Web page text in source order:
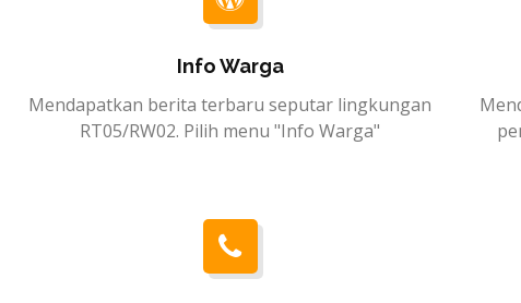
Info Warga
Mendapatkan berita terbaru seputar lingkungan
RT05/RW02. Pilih menu "Info Warga"